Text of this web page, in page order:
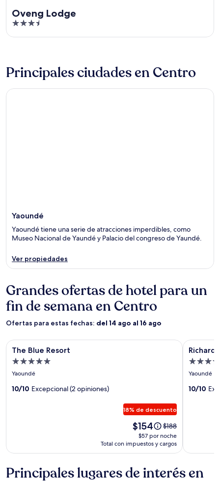
Oveng Lodge
3.5
out
Principales ciudades en Centro
Yaoundé
Yaoundé tiene una serie de atracciones imperdibles, como
Museo Nacional de Yaundé y Palacio del congreso de Yaundé.
Ver propiedades
Yaoundé
Grandes ofertas de hotel para un
fin de semana en Centro
Ofertas para estas fechas: del 14 ago al 16 ago
Galería
de
imágenes
de
The
The Blue Resort
Propiedad
5.0
Yaoundé
10/10 Excepcional (2 opiniones)
18% de descuento
El
precio
es
$154
El
precio
anterior
era
$188,
ver
$188
$57 por noche
Total con impuestos y cargos
The Blue Resort
Galería
de
de
Richard
Richard
3.5
Yaoundé
10/10
Richard
Principales lugares de interés en